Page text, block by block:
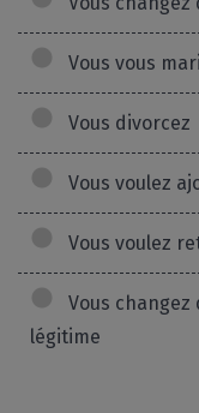
Vous vous
Vous divorcez
Vous voulez
Vous voulez
Vous
légitime